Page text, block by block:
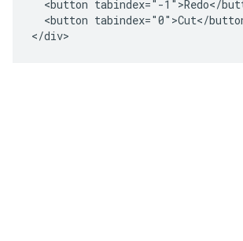
<button tabindex="-1">Redo</
<button tabindex="0">Cut</
</div>